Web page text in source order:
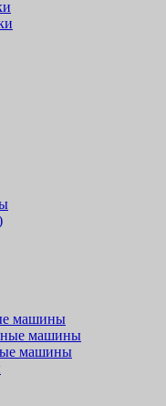
машины
машины
машины